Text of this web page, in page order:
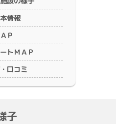
情報
Ｐ
トＭＡＰ
口コミ
子